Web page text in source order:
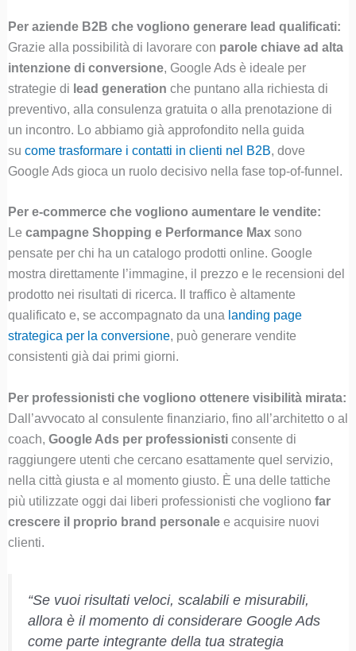
Per aziende B2B che vogliono generare lead qualificati:
Grazie alla possibilità di lavorare con parole chiave ad alta
intenzione di conversione, Google Ads è ideale per
strategie di lead generation che puntano alla richiesta di
preventivo, alla consulenza gratuita o alla prenotazione di
un incontro. Lo abbiamo già approfondito nella guida
su come trasformare i contatti in clienti nel B2B, dove
Google Ads gioca un ruolo decisivo nella fase top-of-funnel.
Per e-commerce che vogliono aumentare le vendite:
Le campagne Shopping e Performance Maxsono
pensate per chi ha un catalogo prodotti online. Google
mostra direttamente l’immagine, il prezzo e le recensioni del
prodotto nei risultati di ricerca. Il traffico è altamente
qualificato e, se accompagnato da una landing page
strategica per la conversione, può generare vendite
consistenti già dai primi giorni.
Per professionisti che vogliono ottenere visibilità mirata:
Dall’avvocato al consulente finanziario, fino all’architetto o al
coach, Google Ads per professionisticonsente di
raggiungere utenti che cercano esattamente quel servizio,
nella città giusta e al momento giusto. È una delle tattiche
più utilizzate oggi dai liberi professionisti che vogliono far
crescere il proprio brand personalee acquisire nuovi
clienti.
“Se vuoi risultati veloci, scalabili e misurabili,
allora è il momento di considerare Google Ads
come parte integrante della tua strategia